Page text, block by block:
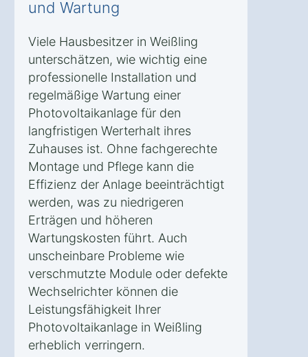
und Wartung
Viele Hausbesitzer in Weißling
unterschätzen, wie wichtig eine
professionelle Installation und
regelmäßige Wartung einer
Photovoltaikanlage für den
langfristigen Werterhalt ihres
Zuhauses ist. Ohne fachgerechte
Montage und Pflege kann die
Effizienz der Anlage beeinträchtigt
werden, was zu niedrigeren
Erträgen und höheren
Wartungskosten führt. Auch
unscheinbare Probleme wie
verschmutzte Module oder defekte
Wechselrichter können die
Leistungsfähigkeit Ihrer
Photovoltaikanlage in Weißling
erheblich verringern.